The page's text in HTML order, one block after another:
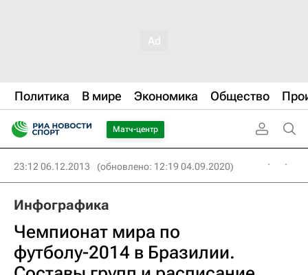
Политика В мире Экономика Общество
Матч-центр
23:12 06.12.2013 (обновлено: 12:19 04.09.2020)
Инфографика
Чемпионат мира по
футболу-2014 в Бразилии.